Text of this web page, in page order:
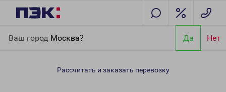
Ваш город Москва? Да Нет
Первоуральск
Рассчитать и заказать перевозку